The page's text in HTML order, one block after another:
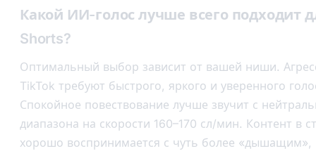
Какой ИИ-голос лучше всего подходит
Shorts?
Оптимальный выбор зависит от вашей ниши.
TikTok требуют быстрого, яркого и уверенного
Спокойное повествование лучше звучит с
диапазона на скорости 160–170 сл/мин. Контент в
хорошо воспринимается с чуть более